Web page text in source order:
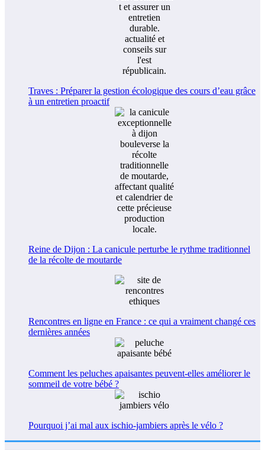
Traves : Préparer la gestion écologique des cours d’eau grâce
à un entretien proactif
Reine de Dijon : La canicule perturbe le rythme traditionnel
de la récolte de moutarde
Rencontres en ligne en France : ce qui a vraiment changé ces
dernières années
Comment les peluches apaisantes peuvent-elles améliorer le
sommeil de votre bébé ?
Pourquoi j’ai mal aux ischio-jambiers après le vélo ?